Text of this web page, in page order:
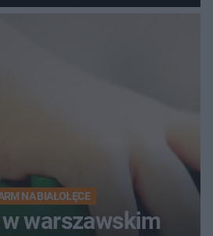
NA BIAŁOŁĘCE
warszawskim